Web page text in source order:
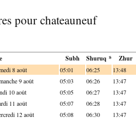
pour chateauneuf
Subh Shuruq * Zhur
8 août 05:01 06:25 13:48
9 août 05:03 06:26 13:47
10 août 05:05 06:27 13:47
11 août 05:07 06:28 13:47
12 août 05:08 06:30 13:47